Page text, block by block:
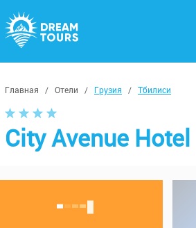
Главная / Отели / Грузия / Тбилиси
City Avenue Hotel